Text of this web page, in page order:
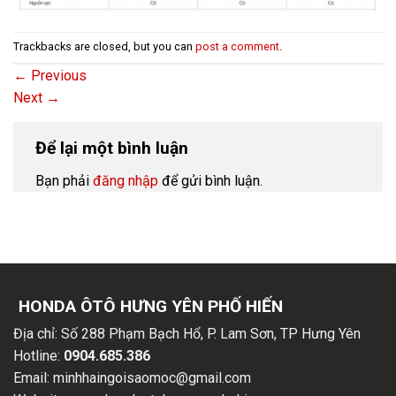
Trackbacks are closed, but you can post a comment
← Previous
Next →
Để lại một bình luận
Bạn phải đăng nhập để gửi bình luận.
HONDA ÔTÔ HƯNG YÊN PHỐ HIẾN
Địa chỉ: Số 288 Phạm Bạch Hổ, P. Lam Sơn, TP Hưng Yên
Hotline: 0904.685.386
Email: minhhaingoisaomoc@gmail.com